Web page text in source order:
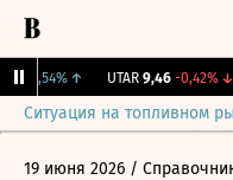
+4,54%↑ UTAR 9,46 -0,42%↓
Ситуация на топливном
19 июня 2026 /